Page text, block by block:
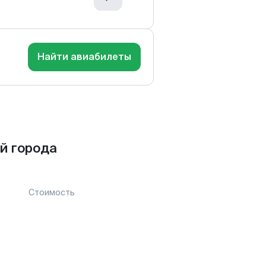
Найти авиабилеты
города
Стоимость